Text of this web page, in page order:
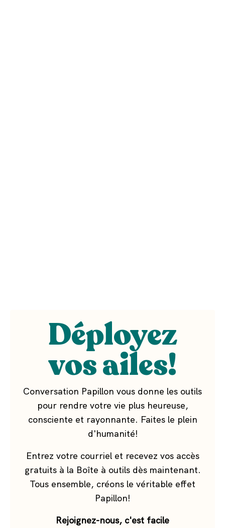
Déployez
vos ailes!
Conversation Papillon vous donne les outils
pour rendre votre vie plus heureuse,
consciente et rayonnante. Faites le plein
d'humanité!
Entrez votre courriel et recevez vos accès
gratuits à la Boîte à outils dès maintenant.
Tous ensemble, créons le véritable effet
Papillon!
Rejoignez-nous, c'est facile